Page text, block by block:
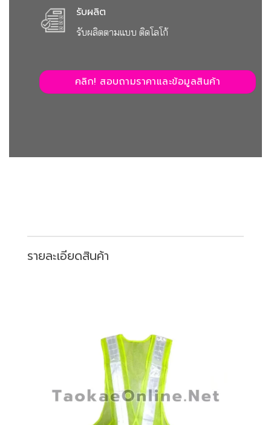
รับผลิต
รับผลิตตามแบบ ติดโลโก้
คลิก! สอบถามราคาและข้อมูลสินค้า
รายละเอียดสินค้า